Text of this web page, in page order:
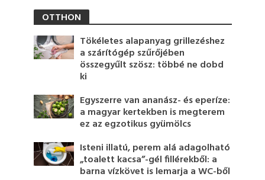
OTTHON
Tökéletes alapanyag grillezéshez
a szárítógép szűrőjében
összegyűlt szösz: többé ne dobd
ki
Egyszerre van ananász- és eperíze:
a magyar kertekben is megterem
ez az egzotikus gyümölcs
Isteni illatú, perem alá adagolható
„toalett kacsa”-gél fillérekből: a
barna vízkövet is lemarja a WC-ből